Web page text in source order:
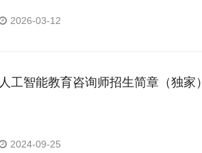
2026-03-12
人工智能教育咨询师招生简章（独家）
2024-09-25